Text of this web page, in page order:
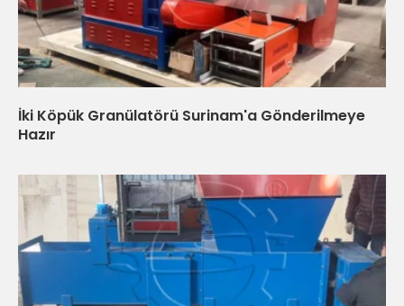
İki Köpük Granülatörü Surinam'a Gönderilmeye
Hazır